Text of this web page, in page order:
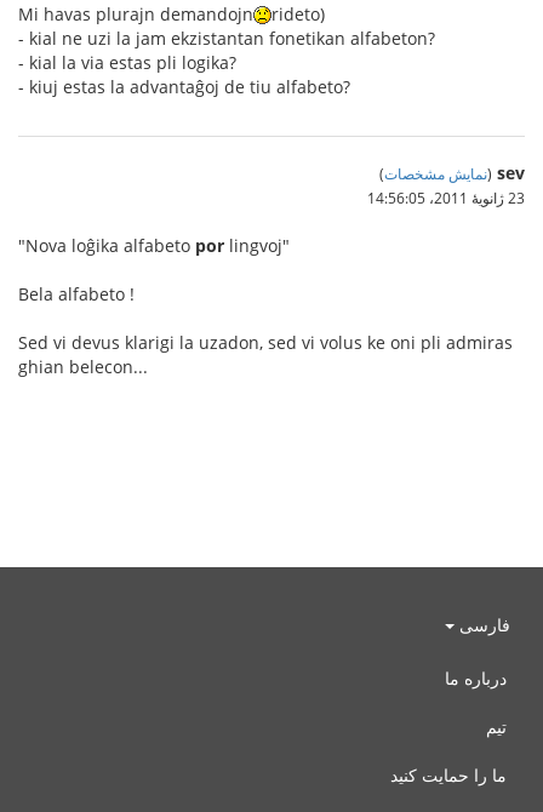
Mi havas plurajn demandojn
rideto)
- kial ne uzi la jam ekzistantan fonetikan alfabeton?
- kial la via estas pli logika?
- kiuj estas la advantaĝoj de tiu alfabeto?
sev
(نمایش مشخصات)
23 ژانویهٔ 2011،‏ 14:56:05
"Nova loĝika alfabeto por lingvoj"
Bela alfabeto !
Sed vi devus klarigi la uzadon, sed vi volus ke oni pli admiras
ghian belecon...
فارسی
درباره ما
تیم
ما را حمایت کنید